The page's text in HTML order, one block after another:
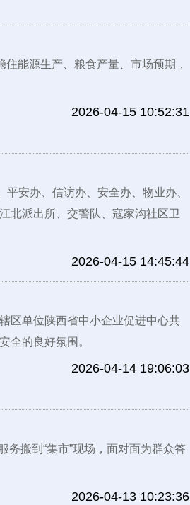
能源生产、粮食产量、市场预期，
2026-04-15 10:52:31
安办、信访办、安全办、物业办、
北派出所、交警队、寇家沟社区卫
2026-04-15 14:45:44
区单位陕西省中小企业促进中心共
全的良好氛围。
2026-04-14 19:06:03
务搬到“集市”现场，面对面为群众答
2026-04-13 10:23:36